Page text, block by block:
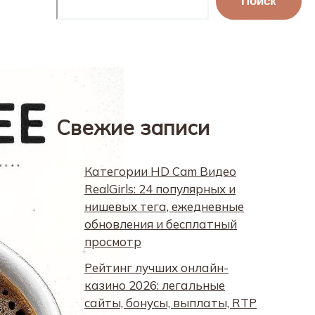
Свежие записи
Категории HD Cam Видео
RealGirls: 24 популярных и
нишевых тега, ежедневные
обновления и бесплатный
просмотр
Рейтинг лучших онлайн-
казино 2026: легальные
сайты, бонусы, выплаты, RTP